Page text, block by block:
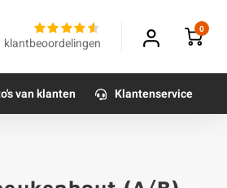
klantbeoordelingen
0
van klanten Klantenservice